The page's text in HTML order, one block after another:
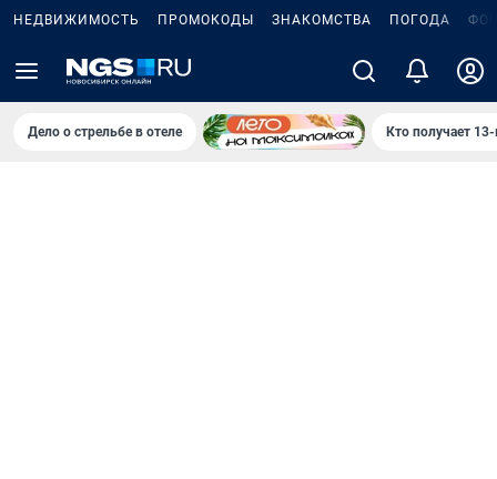
НЕДВИЖИМОСТЬ ПРОМОКОДЫ ЗНАКОМСТВА ПОГОДА
Дело о стрельбе в отеле Кто получает